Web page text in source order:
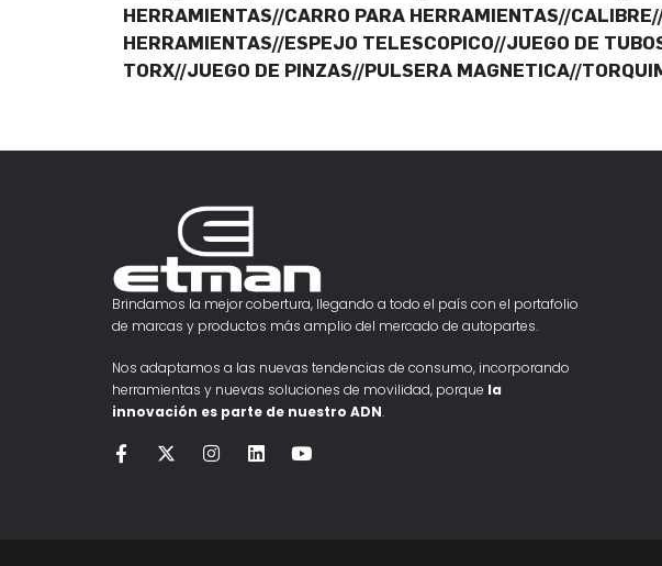
HERRAMIENTAS//CARRO PARA HERRAMIENTAS//
HERRAMIENTAS//ESPEJO TELESCOPICO//JUEGO DE
TORX//JUEGO DE PINZAS//PULSERA MAGNETICA//
Brindamos la mejor cobertura, llegando a todo el país con el portafolio
de marcas y productos más amplio del mercado de autopartes.
Nos adaptamos a las nuevas tendencias de consumo, incorporando
herramientas y nuevas soluciones de movilidad, porque la
innovación es parte de nuestro ADN.